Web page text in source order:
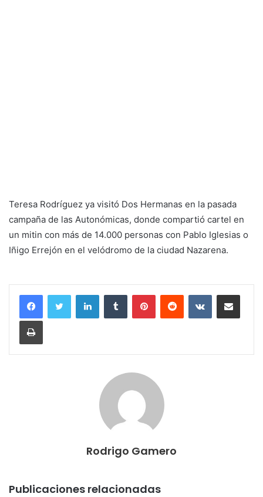
Teresa Rodríguez ya visitó Dos Hermanas en la pasada
campaña de las Autonómicas, donde compartió cartel en
un mitin con más de 14.000 personas con Pablo Iglesias o
Iñigo Errejón en el velódromo de la ciudad Nazarena.
Rodrigo Gamero
Publicaciones relacionadas